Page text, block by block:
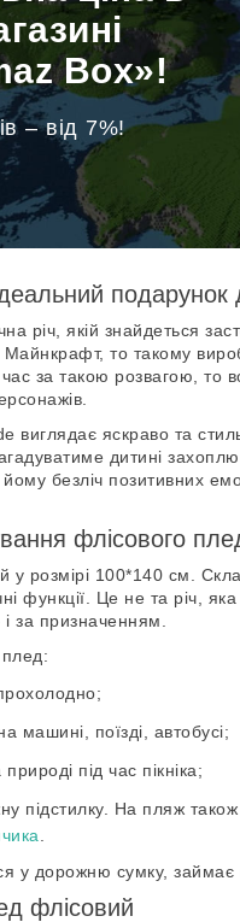
Box»!
– від 7%!
подарунок
річ, якій знайдеться
Майнкрафт, то такому
за такою розвагою, то
виглядає яскраво та
дитині
йому безліч позитивних
флісового
розмірі 100*140 см.
функції. Це не та річ,
за призначенням.
машині, поїзді, автобусі;
під час пікніка;
підстилку. На пляж також
у дорожню сумку, займає
флісовий